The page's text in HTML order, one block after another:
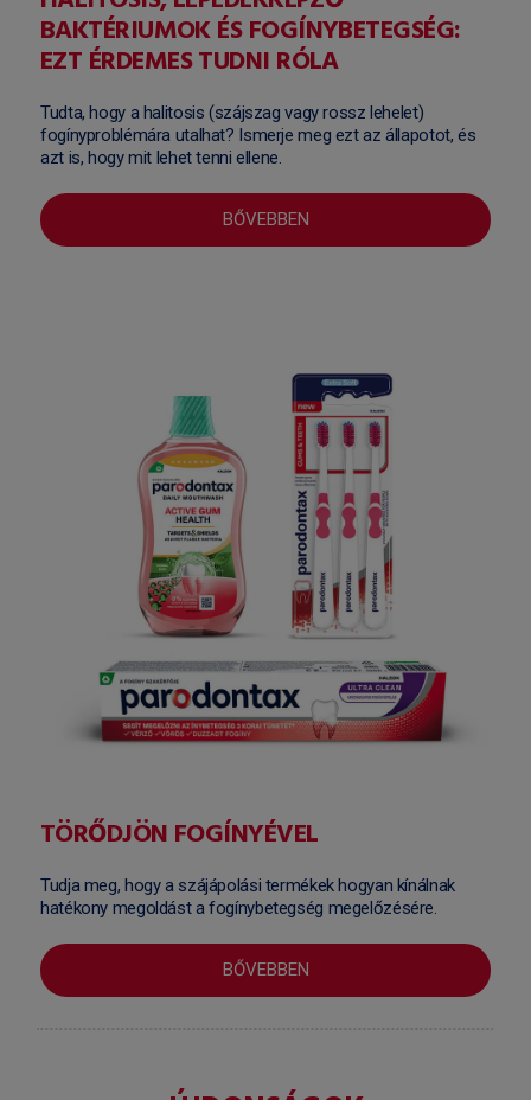
BAKTÉRIUMOK ÉS FOGÍNYBETEGSÉG:
EZT ÉRDEMES TUDNI RÓLA
Tudta, hogy a halitosis (szájszag vagy rossz lehelet)
fogínyproblémára utalhat? Ismerje meg ezt az állapotot, és
azt is, hogy mit lehet tenni ellene.
BŐVEBBEN
TÖRŐDJÖN FOGÍNYÉVEL
Tudja meg, hogy a szájápolási termékek hogyan kínálnak
hatékony megoldást a fogínybetegség megelőzésére.
BŐVEBBEN